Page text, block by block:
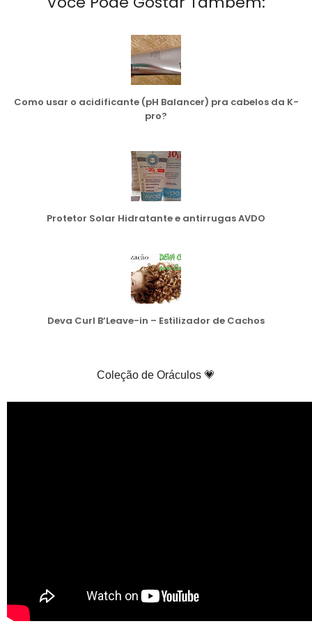
Como usar o acidificante (pH Balancer) pra cabelos da K-
pro?
Protetor Solar Hidratante e antirrugas AVDO
Deva Curl B’Leave-in – Estilizador de Cachos
Coleção de Oráculos 💗